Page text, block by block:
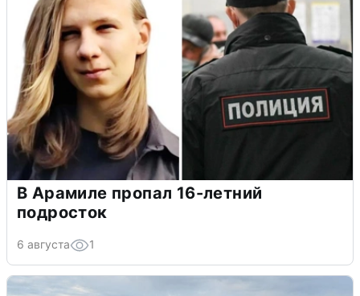
В Арамиле пропал 16-летний
подросток
6 августа 1